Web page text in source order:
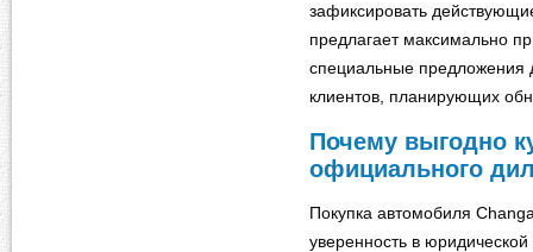
зафиксировать
предлагает максимально
специальные предложения
клиентов, планирующих
Почему выгодно
официального
Покупка автомобиля
уверенность в